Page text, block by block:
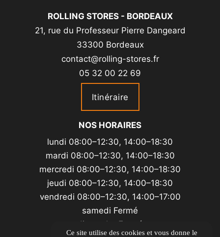
ROLLING STORES - BORDEAUX
21, rue du Professeur Pierre Dangeard
33300 Bordeaux
contact@rolling-stores.fr
05 32 00 22 69
Itinéraire
NOS HORAIRES
lundi 08:00–12:30, 14:00–18:30
mardi 08:00–12:30, 14:00–18:30
mercredi 08:00–12:30, 14:00–18:30
jeudi 08:00–12:30, 14:00–18:30
vendredi 08:00–12:30, 14:00–17:00
samedi Fermé
dimanche Fermé
Ce site utilise des cookies et vous donne le